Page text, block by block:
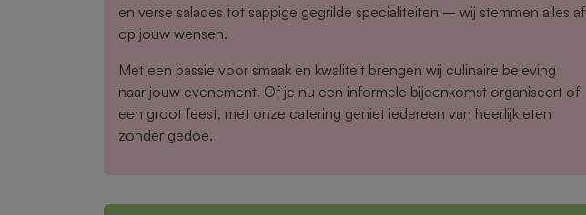
en verse salades tot sappige gegrilde specialiteiten – wij stemmen alles af
op jouw wensen.
Met een passie voor smaak en kwaliteit brengen wij culinaire beleving
naar jouw evenement. Of je nu een informele bijeenkomst organiseert of
een groot feest, met onze catering geniet iedereen van heerlijk eten
zonder gedoe.